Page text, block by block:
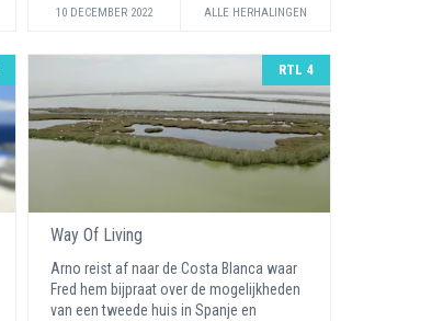
10 DECEMBER 2022 ALLE HERHALINGEN
RTL 4
Way Of Living
Arno reist af naar de Costa Blanca waar
Fred hem bijpraat over de mogelijkheden
van een tweede huis in Spanje en